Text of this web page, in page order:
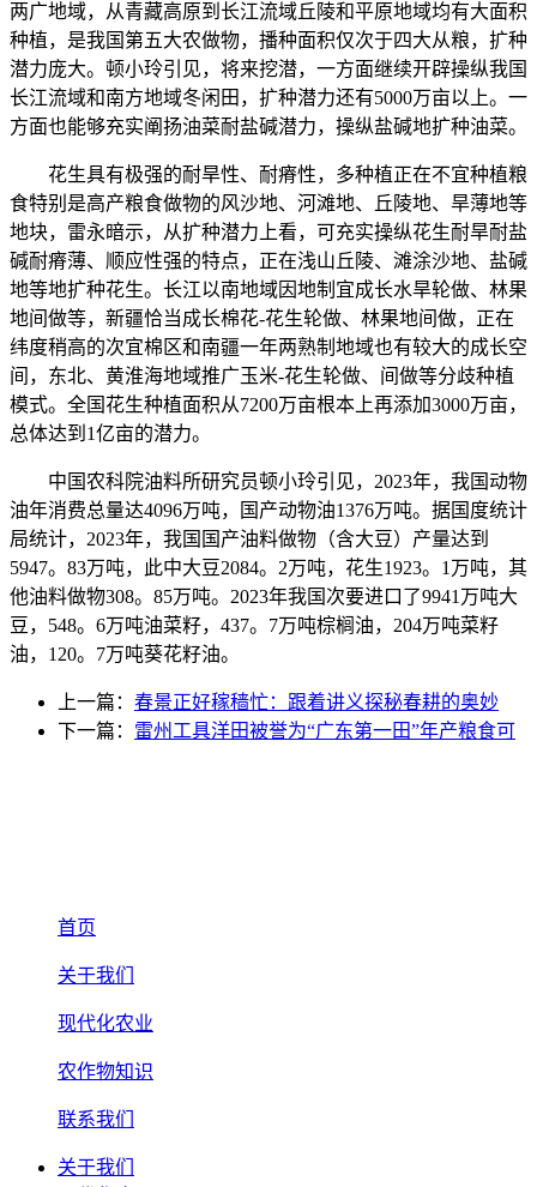
两广地域，从青藏高原到长江流域丘陵和平原地域均有大面积
种植，是我国第五大农做物，播种面积仅次于四大从粮，扩种
潜力庞大。顿小玲引见，将来挖潜，一方面继续开辟操纵我国
长江流域和南方地域冬闲田，扩种潜力还有5000万亩以上。一
方面也能够充实阐扬油菜耐盐碱潜力，操纵盐碱地扩种油菜。
花生具有极强的耐旱性、耐瘠性，多种植正在不宜种植粮
食特别是高产粮食做物的风沙地、河滩地、丘陵地、旱薄地等
地块，雷永暗示，从扩种潜力上看，可充实操纵花生耐旱耐盐
碱耐瘠薄、顺应性强的特点，正在浅山丘陵、滩涂沙地、盐碱
地等地扩种花生。长江以南地域因地制宜成长水旱轮做、林果
地间做等，新疆恰当成长棉花-花生轮做、林果地间做，正在
纬度稍高的次宜棉区和南疆一年两熟制地域也有较大的成长空
间，东北、黄淮海地域推广玉米-花生轮做、间做等分歧种植
模式。全国花生种植面积从7200万亩根本上再添加3000万亩，
总体达到1亿亩的潜力。
中国农科院油料所研究员顿小玲引见，2023年，我国动物
油年消费总量达4096万吨，国产动物油1376万吨。据国度统计
局统计，2023年，我国国产油料做物（含大豆）产量达到
5947。83万吨，此中大豆2084。2万吨，花生1923。1万吨，其
他油料做物308。85万吨。2023年我国次要进口了9941万吨大
豆，548。6万吨油菜籽，437。7万吨棕榈油，204万吨菜籽
油，120。7万吨葵花籽油。
上一篇： 春景正好稼穑忙：跟着讲义探秘春耕的奥妙
下一篇： 雷州工具洋田被誉为“广东第一田”年产粮食可
首页
关于我们
现代化农业
农作物知识
联系我们
关于我们